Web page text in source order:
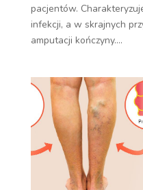
pacjentów.
infekcji, a w skrajnych
amputacji kończyny....